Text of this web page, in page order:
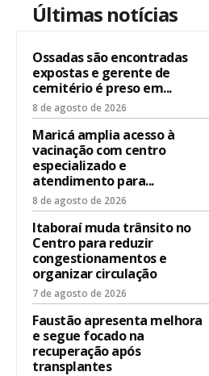
Últimas notícias
Ossadas são encontradas
expostas e gerente de
cemitério é preso em...
8 de agosto de 2026
Maricá amplia acesso à
vacinação com centro
especializado e
atendimento para...
8 de agosto de 2026
Itaboraí muda trânsito no
Centro para reduzir
congestionamentos e
organizar circulação
7 de agosto de 2026
Faustão apresenta melhora
e segue focado na
recuperação após
transplantes